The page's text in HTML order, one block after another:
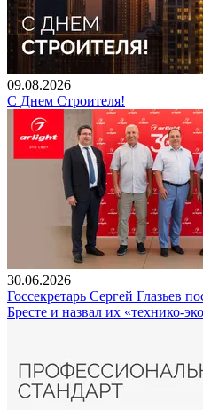
09.08.2026
С Днем Строителя!
30.06.2026
Госсекретарь Сергей Глазьев
Бресте и назвал их «технико-